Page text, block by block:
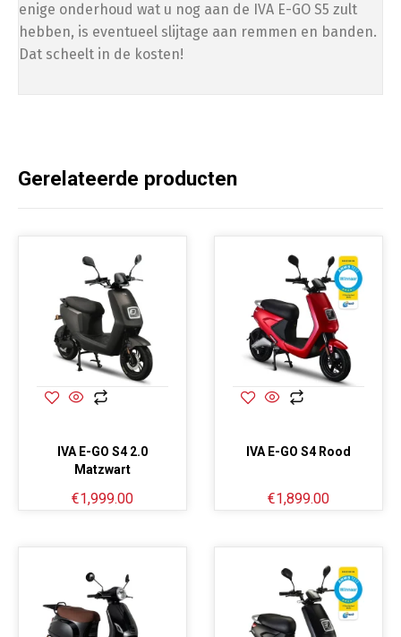
enige onderhoud wat u nog aan de IVA E-GO S5 zult
hebben, is eventueel slijtage aan remmen en banden.
Dat scheelt in de kosten!
Gerelateerde producten
IVA E-GO S4 2.0
Matzwart
€1,999.00
IVA E-GO S4 Rood
€1,899.00